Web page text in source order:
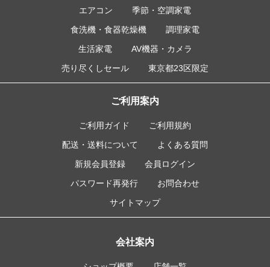
エアコン
季節・空調家電
食洗機・食器乾燥機
調理家電
生活家電
AV機器・カメラ
売り尽くしセール
東京都23区限定
ご利用案内
ご利用ガイド
ご利用規約
配送・送料について
よくある質問
新規会員登録
会員ログイン
パスワード再発行
お問合わせ
サイトマップ
会社案内